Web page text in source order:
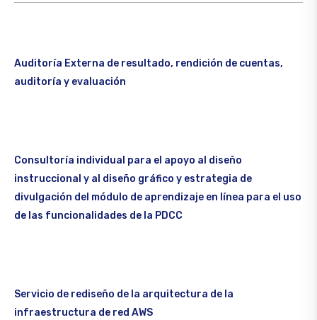
Auditoría Externa de resultado, rendición de cuentas,
auditoría y evaluación
Consultoría individual para el apoyo al diseño
instruccional y al diseño gráfico y estrategia de
divulgación del módulo de aprendizaje en línea para el uso
de las funcionalidades de la PDCC
Servicio de rediseño de la arquitectura de la
infraestructura de red AWS